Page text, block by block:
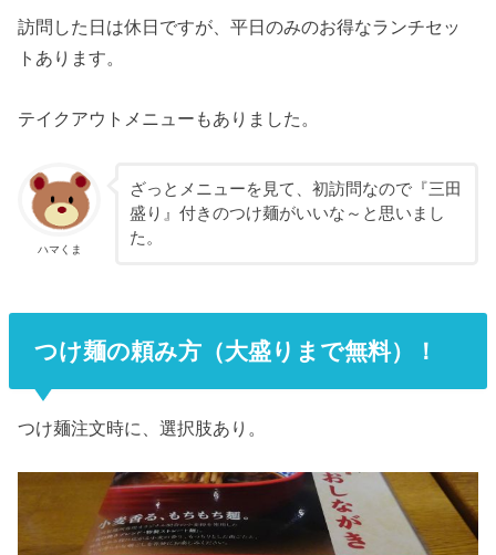
訪問した日は休日ですが、平日のみのお得なランチセッ
トあります。
テイクアウトメニューもありました。
ハマくま
ざっとメニューを見て、初訪問なので『三田
盛り』付きのつけ麺がいいな～と思いまし
た。
つけ麺の頼み方（大盛りまで無料）！
つけ麺注文時に、選択肢あり。